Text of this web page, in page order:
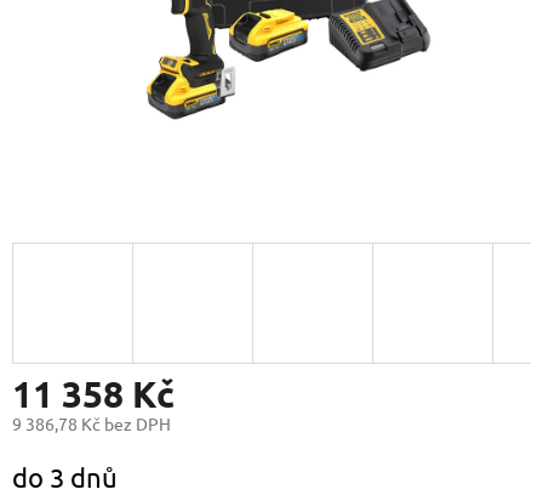
11 358 Kč
9 386,78 Kč bez DPH
cena:
do 3 dnů